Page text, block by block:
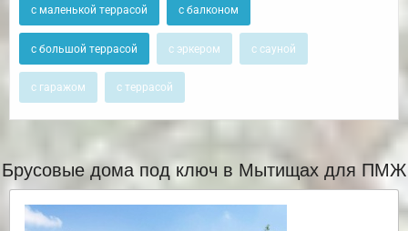
с маленькой террасой с балконом
с большой террасой с эркером с сауной
с гаражом с террасой
Брусовые дома под ключ в Мытищах для ПМЖ